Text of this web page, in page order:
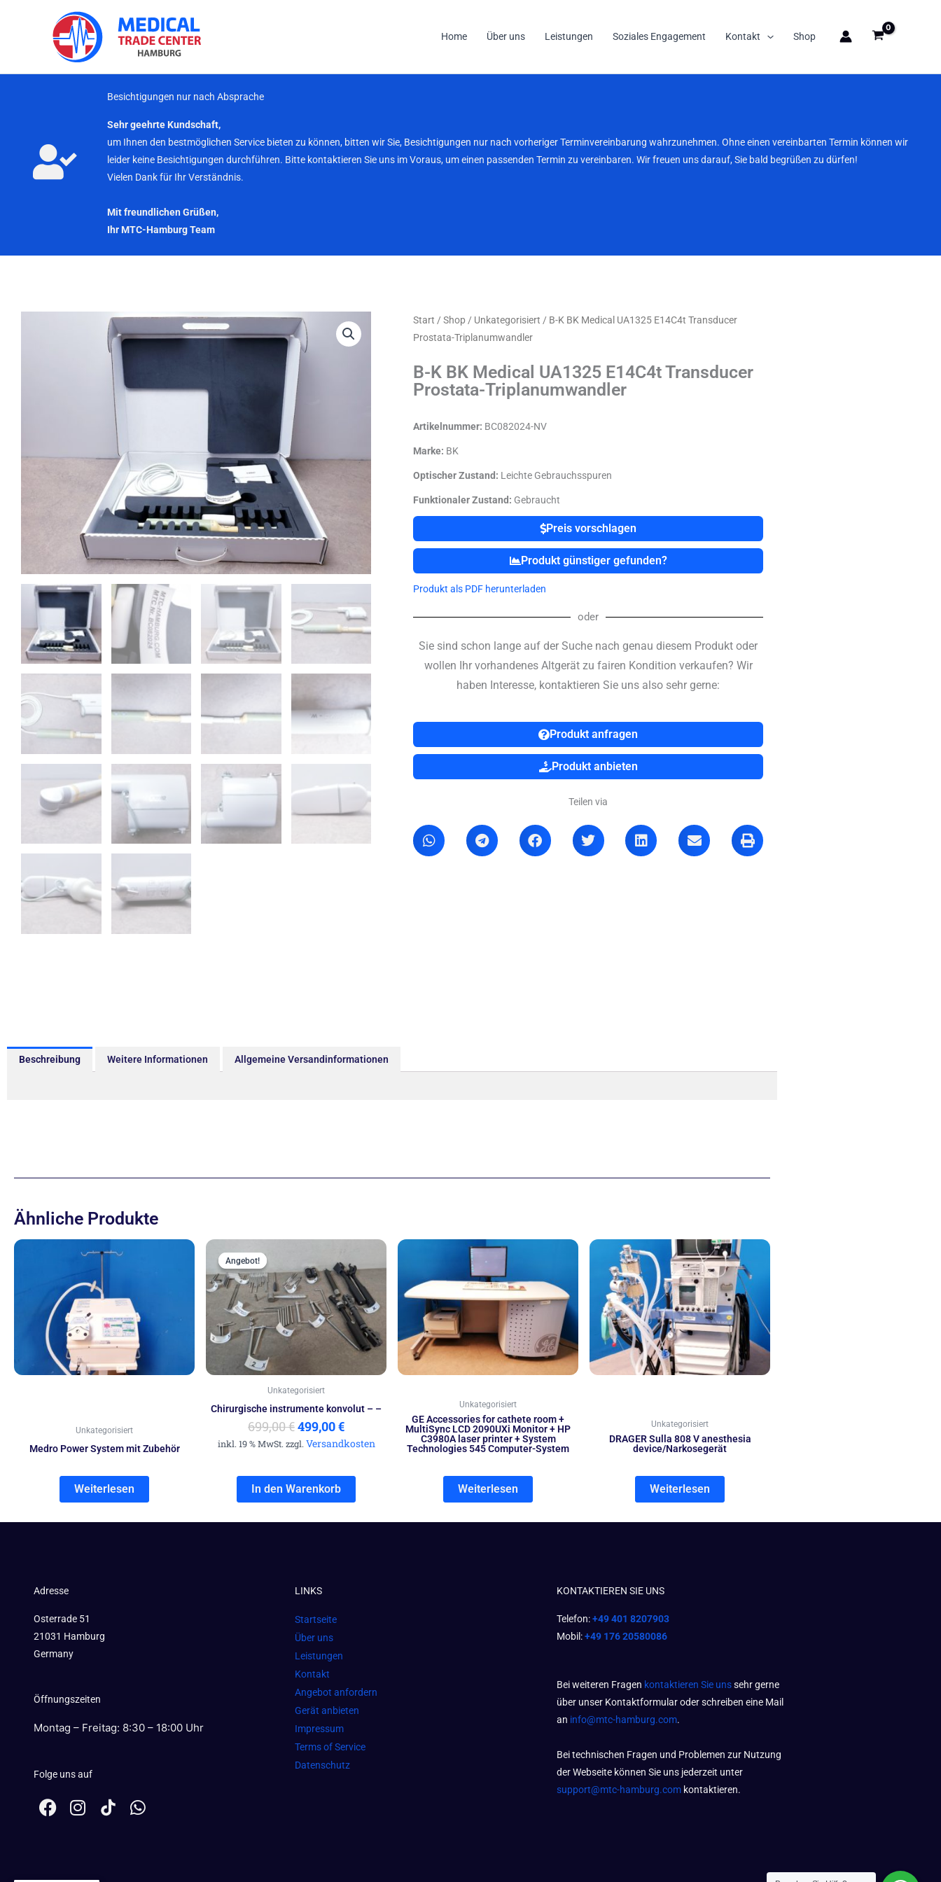
Home Über uns Leistungen Soziales Engagement Kontakt Shop
Besichtigungen nur nach Absprache
Sehr geehrte Kundschaft,
um Ihnen den bestmöglichen Service bieten zu können, bitten wir Sie, Besichtigungen nur nach vorheriger Terminvereinbarung wahrzunehmen. Ohne einen vereinbarten Termin können wir
leider keine Besichtigungen durchführen. Bitte kontaktieren Sie uns im Voraus, um einen passenden Termin zu vereinbaren. Wir freuen uns darauf, Sie bald begrüßen zu dürfen!
Vielen Dank für Ihr Verständnis.
Mit freundlichen Grüßen,
Ihr MTC-Hamburg Team
Start / Shop / Unkategorisiert / B-K BK Medical UA1325 E14C4t Transducer
Prostata-Triplanumwandler
B-K BK Medical UA1325 E14C4t Transducer
Prostata-Triplanumwandler
Artikelnummer: BC082024-NV
Marke: BK
Optischer Zustand: Leichte Gebrauchsspuren
Funktionaler Zustand: Gebraucht
Preis vorschlagen
Produkt günstiger gefunden?
Produkt als PDF herunterladen
oder
Sie sind schon lange auf der Suche nach genau diesem Produkt oder
wollen Ihr vorhandenes Altgerät zu fairen Kondition verkaufen? Wir
haben Interesse, kontaktieren Sie uns also sehr gerne:
Produkt anfragen
Produkt anbieten
Teilen via
Beschreibung Weitere Informationen Allgemeine Versandinformationen
Ähnliche Produkte
Unkategorisiert
Medro Power System mit Zubehör
Weiterlesen
Angebot!
Angebot!
Unkategorisiert
Chirurgische instrumente konvolut – –
699,00€
Ursprünglicher
Preis
war:
699,00 €
499,00€
Aktueller
Preis
ist:
499,00 €.
inkl. 19 % MwSt. zzgl. Versandkosten
In den Warenkorb
Unkategorisiert
GE Accessories for cathete room +
MultiSync LCD 2090UXi Monitor + HP
C3980A laser printer + System
Technologies 545 Computer-System
Weiterlesen
Unkategorisiert
DRAGER Sulla 808 V anesthesia
device/Narkosegerät
Weiterlesen
Adresse
Osterrade 51
21031 Hamburg
Germany
Öffnungszeiten
Montag – Freitag: 8:30 – 18:00 Uhr
Folge uns auf
F
a
I
n
W
h
LINKS
Startseite
Über uns
Leistungen
Kontakt
Angebot anfordern
Gerät anbieten
Impressum
Terms of Service
Datenschutz
KONTAKTIEREN SIE UNS
Telefon:+49 401 8207903
Mobil:+49 176 20580086
Bei weiteren Fragen kontaktieren Sie unssehr gerne
über unser Kontaktformular oder schreiben eine Mail
an info@mtc-hamburg.com.
Bei technischen Fragen und Problemen zur Nutzung
der Webseite können Sie uns jederzeit unter
support@mtc-hamburg.comkontaktieren.